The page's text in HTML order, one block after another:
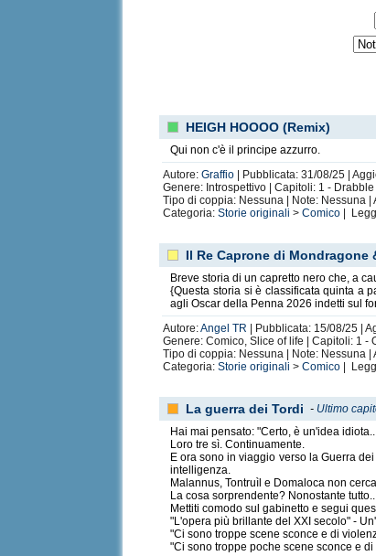
HEIGH HOOOO (Remix)
Qui non c'è il principe azzurro.
Autore:Graffio | Pubblicata: 31/08/25 |
Genere: Introspettivo | Capitoli: 1 -
Tipo di coppia: Nessuna | Note: Nessuna |
Categoria:Storie originali >Comico |
Il Re Caprone di Mondragone
Breve storia di un capretto nero che, a
{Questa storia si è classificata quinta a
agli Oscar della Penna 2026 indetti sul
Autore:Angel TR
| Pubblicata: 15/08/25 |
Genere: Comico, Slice of life | Capitoli: 1 -
Tipo di coppia: Nessuna | Note: Nessuna |
Categoria:Storie originali >Comico |
La guerra dei Tordi - Ultimo
Hai mai pensato: "Certo, è un'idea
Loro tre sì. Continuamente.
E ora sono in viaggio verso la Guerra
intelligenza.
Malannus, Tontruìl e Domaloca non
La cosa sorprendente? Nonostante
Mettiti comodo sul gabinetto e segui
"L'opera più brillante del XXI secolo" -
"Ci sono troppe scene sconce e di
"Ci sono troppe poche scene sconce e